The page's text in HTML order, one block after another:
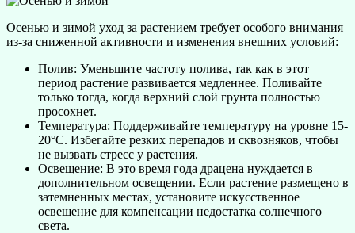
Осенью и зимой уход за растением требует особого внимания
из-за сниженной активности и изменения внешних условий:
Полив: Уменьшите частоту полива, так как в этот
период растение развивается медленнее. Поливайте
только тогда, когда верхний слой грунта полностью
просохнет.
Температура: Поддерживайте температуру на уровне 15-
20°C. Избегайте резких перепадов и сквозняков, чтобы
не вызвать стресс у растения.
Освещение: В это время года драцена нуждается в
дополнительном освещении. Если растение размещено в
затемненных местах, установите искусственное
освещение для компенсации недостатка солнечного
света.